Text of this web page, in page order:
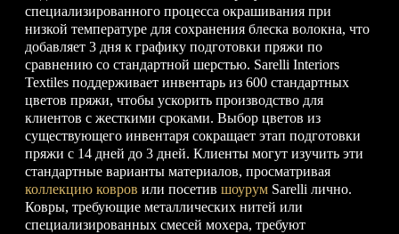
специализированного процесса окрашивания при
низкой температуре для сохранения блеска волокна, что
добавляет 3 дня к графику подготовки пряжи по
сравнению со стандартной шерстью. Sarelli Interiors
Textiles поддерживает инвентарь из 600 стандартных
цветов пряжи, чтобы ускорить производство для
клиентов с жесткими сроками. Выбор цветов из
существующего инвентаря сокращает этап подготовки
пряжи с 14 дней до 3 дней. Клиенты могут изучить эти
стандартные варианты материалов, просматривая
коллекцию ковров или посетившоурум Sarelli лично.
Ковры, требующие металлических нитей или
специализированных смесей мохера, требуют